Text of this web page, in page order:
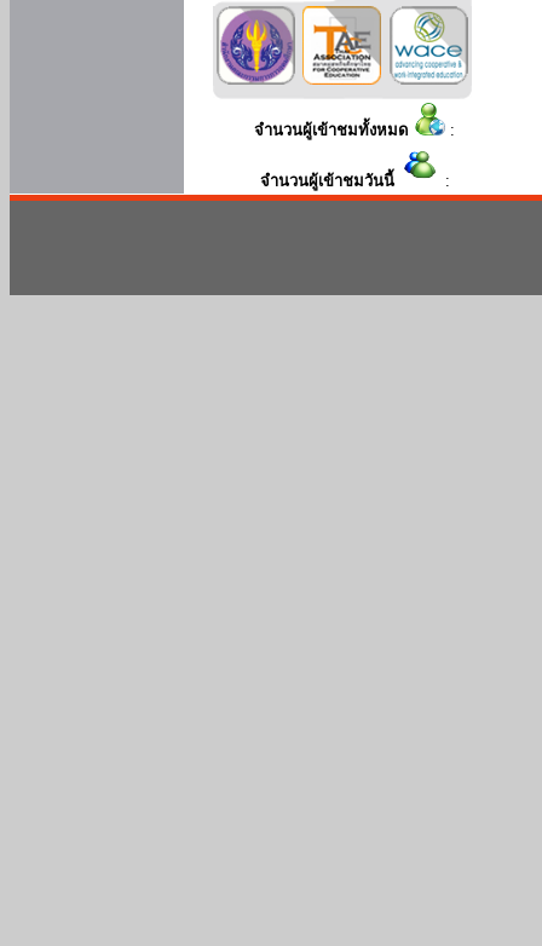
จำนวนผู้เข้าชมทั้งหมด :
จำนวนผู้เข้าชมวันนี้ :